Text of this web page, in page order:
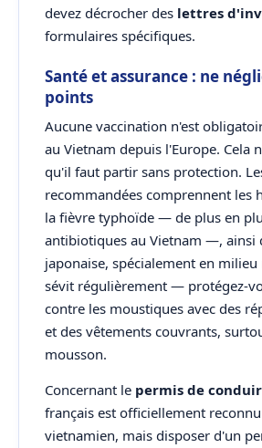
devez décrocher des lettres
formulaires spécifiques.
Santé et assurance : ne
points
Aucune vaccination n'est
au Vietnam depuis l'Europe. Cela
qu'il faut partir sans protection.
recommandées comprennent les
la fièvre typhoïde — de plus en
antibiotiques au Vietnam —, ainsi
japonaise, spécialement en
sévit régulièrement — protégez-
contre les moustiques avec des
et des vêtements couvrants,
mousson.
Concernant le permis de
français est officiellement
vietnamien, mais disposer d'un